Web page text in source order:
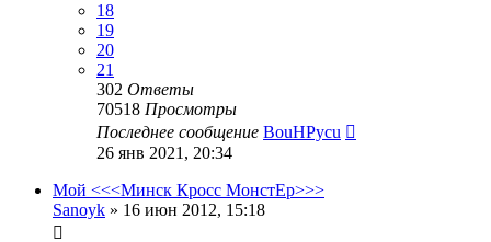
18
19
20
21
302 Ответы
70518 Просмотры
Последнее сообщение BouHPycu
26 янв 2021, 20:34
Мой <<<Минск Кросс МонстЕр>>>
Sanoyk » 16 июн 2012, 15:18